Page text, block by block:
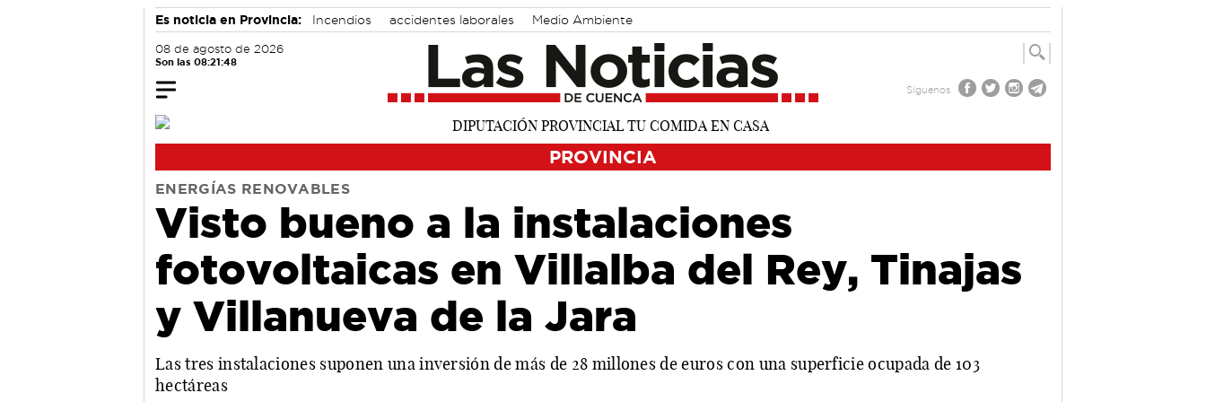
Es noticia en Provincia: Incendios accidentes laborales Medio Ambiente
08 de agosto de 2026
Son las 08:21:49
Síguenos
PROVINCIA
ENERGÍAS RENOVABLES
Visto bueno a la instalaciones
fotovoltaicas en Villalba del Rey, Tinajas
y Villanueva de la Jara
Las tres instalaciones suponen una inversión de más de 28 millones de euros con una superficie ocupada de 103
hectáreas